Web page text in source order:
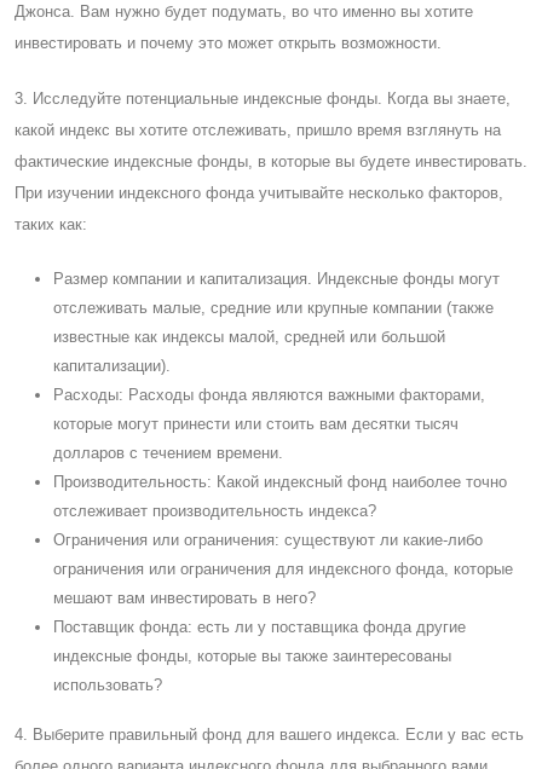
Джонса. Вам нужно будет подумать, во что именно вы хотите
инвестировать и почему это может открыть возможности.
3. Исследуйте потенциальные индексные фонды. Когда вы знаете,
какой индекс вы хотите отслеживать, пришло время взглянуть на
фактические индексные фонды, в которые вы будете инвестировать.
При изучении индексного фонда учитывайте несколько факторов,
таких как:
Размер компании и капитализация. Индексные фонды могут
отслеживать малые, средние или крупные компании (также
известные как индексы малой, средней или большой
капитализации).
Расходы: Расходы фонда являются важными факторами,
которые могут принести или стоить вам десятки тысяч
долларов с течением времени.
Производительность: Какой индексный фонд наиболее точно
отслеживает производительность индекса?
Ограничения или ограничения: существуют ли какие-либо
ограничения или ограничения для индексного фонда, которые
мешают вам инвестировать в него?
Поставщик фонда: есть ли у поставщика фонда другие
индексные фонды, которые вы также заинтересованы
использовать?
4. Выберите правильный фонд для вашего индекса. Eсли у вас есть